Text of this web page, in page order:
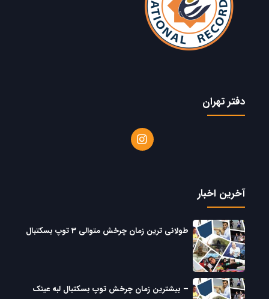
دفتر تهران
آخرین اخبار
طولانی ترین زمان چرخش متوالی 3 توپ بسکتبال
– بیشترین زمان چرخش توپ بسکتبال لبه عینک